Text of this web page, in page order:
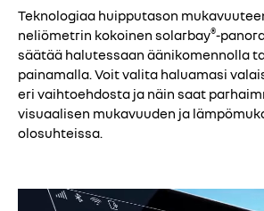
Teknologiaa huipputason
neliömetrin kokoinen solarbay®-
säätää halutessaan äänikomennolla
painamalla. Voit valita haluamasi
eri vaihtoehdosta ja näin saat
visuaalisen mukavuuden ja
olosuhteissa.